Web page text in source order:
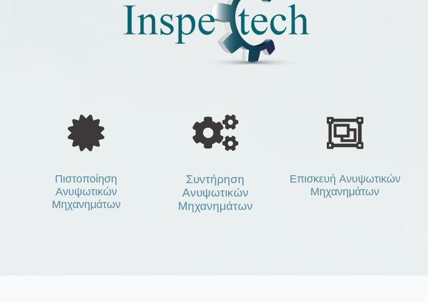
Πιστοποίηση
Ανυψωτικών
Μηχανημάτων
Συντήρηση
Ανυψωτικών
Μηχανημάτων
Επισκευή Ανυψωτικών
Μηχανημάτων